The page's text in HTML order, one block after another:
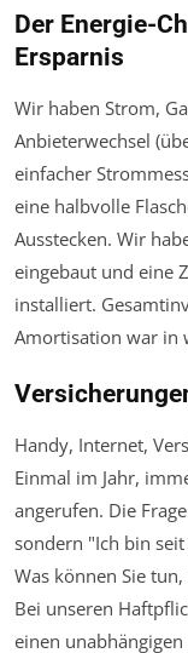
Der Energie-
Ersparnis
Wir haben Strom,
Anbieterwechsel
einfacher
eine halbvolle
Ausstecken. Wir
eingebaut und eine
installiert.
Amortisation war in
Handy, Internet,
Einmal im Jahr,
angerufen. Die
sondern "Ich bin seit
Was können Sie
Bei unseren
einen